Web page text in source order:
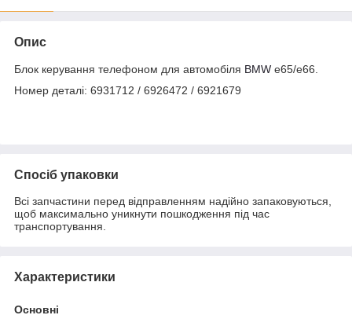
Опис
Блок керування телефоном для автомобіля BMW e65/e66.
Номер деталі: 6931712 / 6926472 / 6921679
Спосіб упаковки
Всі запчастини перед відправленням надійно запаковуються,
щоб максимально уникнути пошкодження під час
транспортування.
Характеристики
Основні